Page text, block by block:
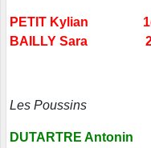
PETIT Kylian
BAILLY Sara
Les Poussins
DUTARTRE